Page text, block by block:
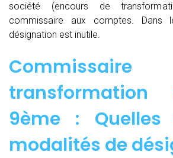
société (encours de
commissaire aux comptes. Dans
désignation est inutile.
transformation
9ème :
modalités de